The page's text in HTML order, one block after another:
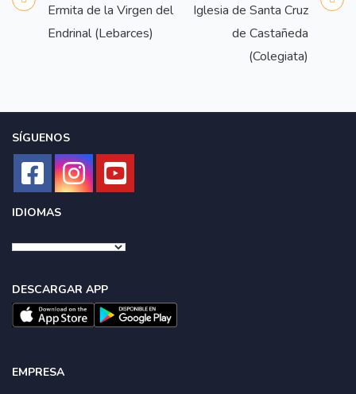
Ermita de la Virgen del
Endrinal (Lebarces)
Iglesia de Santa Cruz
de Castañeda
(Colegiata)
SÍGUENOS
IDIOMAS
DESCARGAR APP
EMPRESA